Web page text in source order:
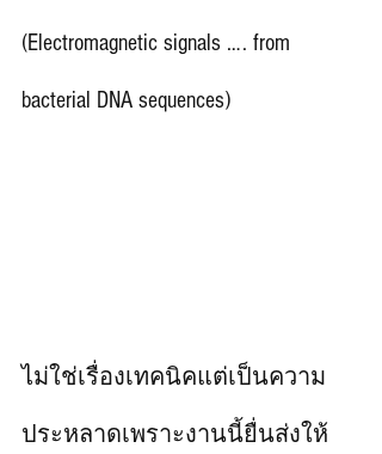
(Electromagnetic signals …. from
bacterial DNA sequences)
ไม่ใช่เรื่องเทคนิคแต่เป็นความ
ประหลาดเพราะงานนี้ยื่นส่งให้